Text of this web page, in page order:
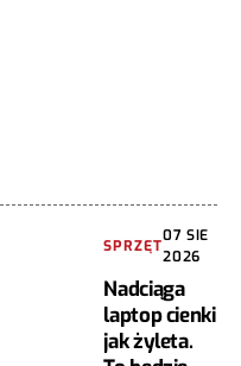
SPRZĘT
07 SIE
2026
Nadciąga
laptop cienki
jak żyleta.